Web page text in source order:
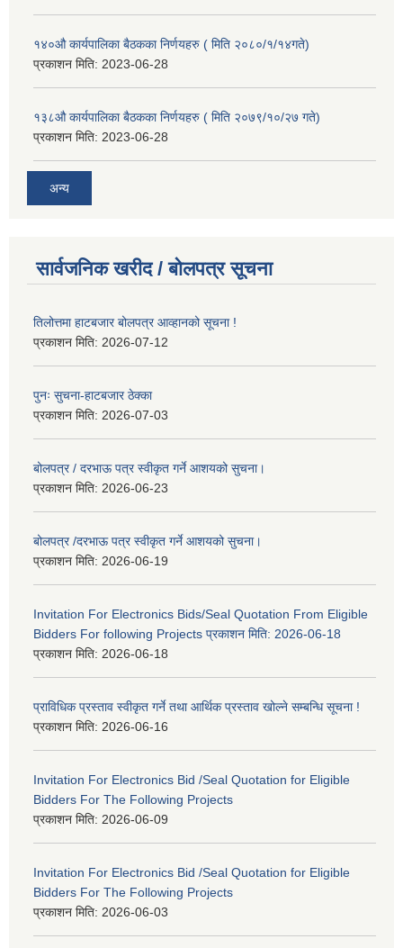
१४०औ कार्यपालिका बैठकका निर्णयहरु ( मिति २०८०/१/१४गते)
प्रकाशन मिति: 2023-06-28
१३८औ कार्यपालिका बैठकका निर्णयहरु ( मिति २०७९/१०/२७ गते)
प्रकाशन मिति: 2023-06-28
अन्य
सार्वजनिक खरीद / बोलपत्र सूचना
तिलोत्तमा हाटबजार बोलपत्र आव्हानको सूचना !
प्रकाशन मिति: 2026-07-12
पुनः सुचना-हाटबजार ठेक्का
प्रकाशन मिति: 2026-07-03
बोलपत्र / दरभाऊ पत्र स्वीकृत गर्ने आशयको सुचना।
प्रकाशन मिति: 2026-06-23
बोलपत्र /दरभाऊ पत्र स्वीकृत गर्ने आशयको सुचना।
प्रकाशन मिति: 2026-06-19
Invitation For Electronics Bids/Seal Quotation From Eligible
Bidders For following Projects प्रकाशन मिति: 2026-06-18
प्रकाशन मिति: 2026-06-18
प्राविधिक प्रस्ताव स्वीकृत गर्ने तथा आर्थिक प्रस्ताव खोल्ने सम्बन्धि सूचना !
प्रकाशन मिति: 2026-06-16
Invitation For Electronics Bid /Seal Quotation for Eligible
Bidders For The Following Projects
प्रकाशन मिति: 2026-06-09
Invitation For Electronics Bid /Seal Quotation for Eligible
Bidders For The Following Projects
प्रकाशन मिति: 2026-06-03